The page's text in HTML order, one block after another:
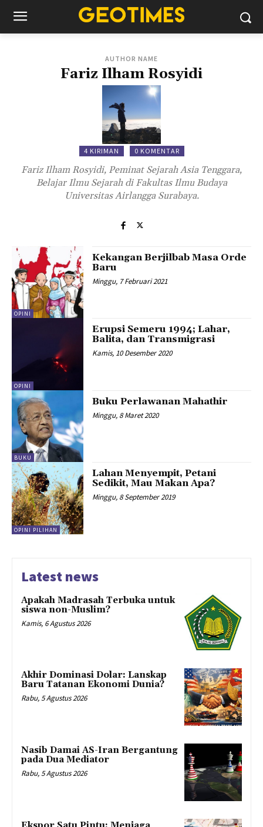
AUTHOR NAME
Fariz Ilham Rosyidi
4 KIRIMAN 0 KOMENTAR
Fariz Ilham Rosyidi, Peminat Sejarah Asia Tenggara,
Belajar Ilmu Sejarah di Fakultas Ilmu Budaya
Universitas Airlangga Surabaya.
OPINI
Kekangan Berjilbab Masa Orde
Baru
Minggu, 7 Februari 2021
OPINI
Erupsi Semeru 1994; Lahar,
Balita, dan Transmigrasi
Kamis, 10 Desember 2020
BUKU
Buku Perlawanan Mahathir
Minggu, 8 Maret 2020
OPINI PILIHAN
Lahan Menyempit, Petani
Sedikit, Mau Makan Apa?
Minggu, 8 September 2019
Latest news
Apakah Madrasah Terbuka untuk
siswa non-Muslim?
Kamis, 6 Agustus 2026
Akhir Dominasi Dolar: Lanskap
Baru Tatanan Ekonomi Dunia?
Rabu, 5 Agustus 2026
Nasib Damai AS-Iran Bergantung
pada Dua Mediator
Rabu, 5 Agustus 2026